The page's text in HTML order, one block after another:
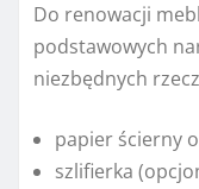
Do renowacji
podstawowych
niezbędnych
papier ścierny
szlifierka